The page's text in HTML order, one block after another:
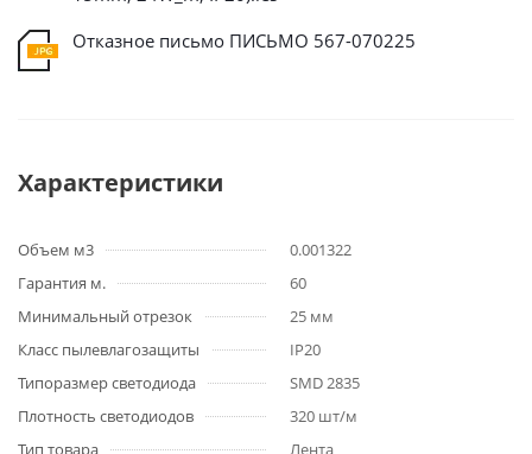
Отказное письмо ПИСЬМО 567-070225
Характеристики
Объем м3
0.001322
Гарантия м.
60
Минимальный отрезок
25 мм
Класс пылевлагозащиты
IP20
Типоразмер светодиода
SMD 2835
Плотность светодиодов
320 шт/м
Тип товара
Лента